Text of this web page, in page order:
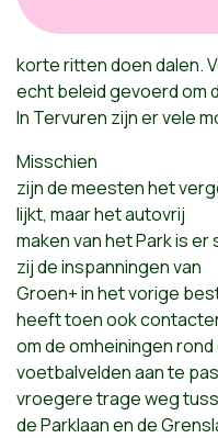
korte ritten doen dalen.
echt beleid gevoerd om
In Tervuren zijn er vele
Misschien
zijn de meesten het
lijkt, maar het autovrij
maken van het Park is
zij de inspanningen van
Groen+ in het vorige
heeft toen ook
om de omheiningen rond
voetbalvelden aan te
vroegere trage weg
de Parklaan en de